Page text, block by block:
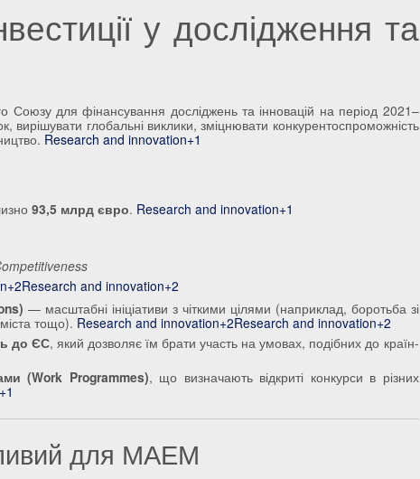
у дослідження та
для фінансування досліджень та інновацій на період 2021–
вирішувати глобальні виклики, зміцнювати конкурентоспроможність
Research and innovation+1
93,5 млрд євро. Research and innovation+1
and innovation+2
— масштабні ініціативи з чіткими цілями (наприклад, боротьба зі
тощо). Research and innovation+2Research and innovation+2
до ЄС, який дозволяє їм брати участь на умовах, подібних до країн-
(Work Programmes), що визначають відкриті конкурси в різних
для МАЕМ